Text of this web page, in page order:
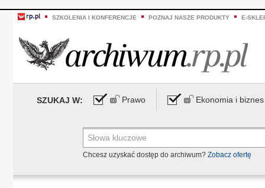
SZKOLENIA I KONFERENCJE POZNAJ NASZE PRODUKTY E-
SZUKAJ W: Prawo Ekonomia i biznes
Chcesz uzyskać dostęp do archiwum? Zobacz ofertę